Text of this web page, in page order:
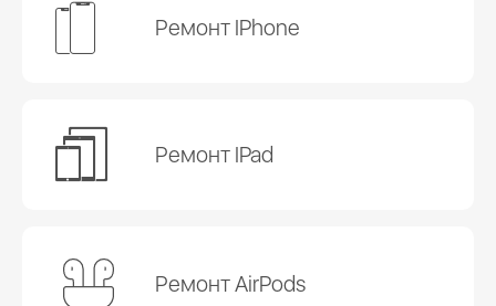
Ремонт IPhone
Ремонт IPad
Ремонт AirPods